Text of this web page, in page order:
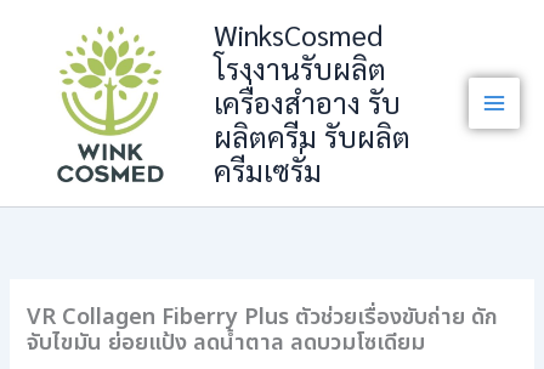
content
WinksCosmed
โรงงานรับผลิต
เครื่องสำอาง รับ
ผลิตครีม รับผลิต
ครีมเซรั่ม
VR Collagen Fiberry Plus ตัวช่วยเรื่องขับถ่าย ดัก
จับไขมัน ย่อยแป้ง ลดน้ำตาล ลดบวมโซเดียม